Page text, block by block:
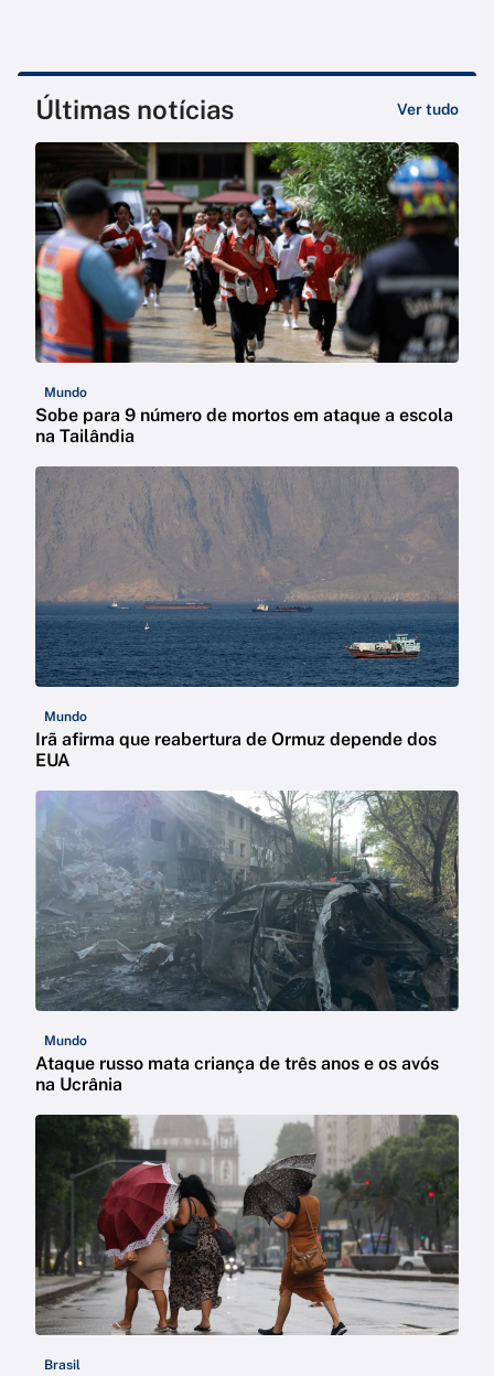
Últimas notícias Ver tudo
Mundo
Sobe para 9 número de mortos em ataque a escola
na Tailândia
Mundo
Irã afirma que reabertura de Ormuz depende dos
EUA
Mundo
Ataque russo mata criança de três anos e os avós
na Ucrânia
Brasil